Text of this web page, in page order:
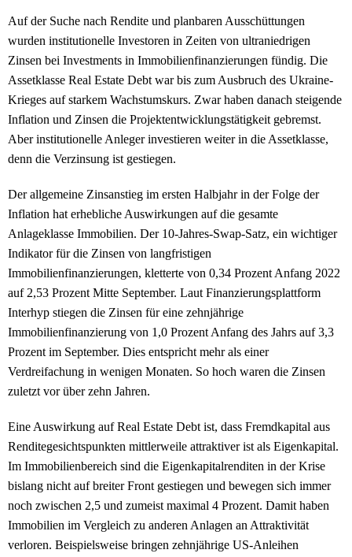
Auf der Suche nach Rendite und planbaren Ausschüttungen
wurden institutionelle Investoren in Zeiten von ultraniedrigen
Zinsen bei Investments in Immobilienfinanzierungen fündig. Die
Assetklasse Real Estate Debt war bis zum Ausbruch des Ukraine-
Krieges auf starkem Wachstumskurs. Zwar haben danach steigende
Inflation und Zinsen die Projektentwicklungstätigkeit gebremst.
Aber institutionelle Anleger investieren weiter in die Assetklasse,
denn die Verzinsung ist gestiegen.
Der allgemeine Zinsanstieg im ersten Halbjahr in der Folge der
Inflation hat erhebliche Auswirkungen auf die gesamte
Anlageklasse Immobilien. Der 10-Jahres-Swap-Satz, ein wichtiger
Indikator für die Zinsen von langfristigen
Immobilienfinanzierungen, kletterte von 0,34 Prozent Anfang 2022
auf 2,53 Prozent Mitte September. Laut Finanzierungsplattform
Interhyp stiegen die Zinsen für eine zehnjährige
Immobilienfinanzierung von 1,0 Prozent Anfang des Jahrs auf 3,3
Prozent im September. Dies entspricht mehr als einer
Verdreifachung in wenigen Monaten. So hoch waren die Zinsen
zuletzt vor über zehn Jahren.
Eine Auswirkung auf Real Estate Debt ist, dass Fremdkapital aus
Renditegesichtspunkten mittlerweile attraktiver ist als Eigenkapital.
Im Immobilienbereich sind die Eigenkapitalrenditen in der Krise
bislang nicht auf breiter Front gestiegen und bewegen sich immer
noch zwischen 2,5 und zumeist maximal 4 Prozent. Damit haben
Immobilien im Vergleich zu anderen Anlagen an Attraktivität
verloren. Beispielsweise bringen zehnjährige US-Anleihen